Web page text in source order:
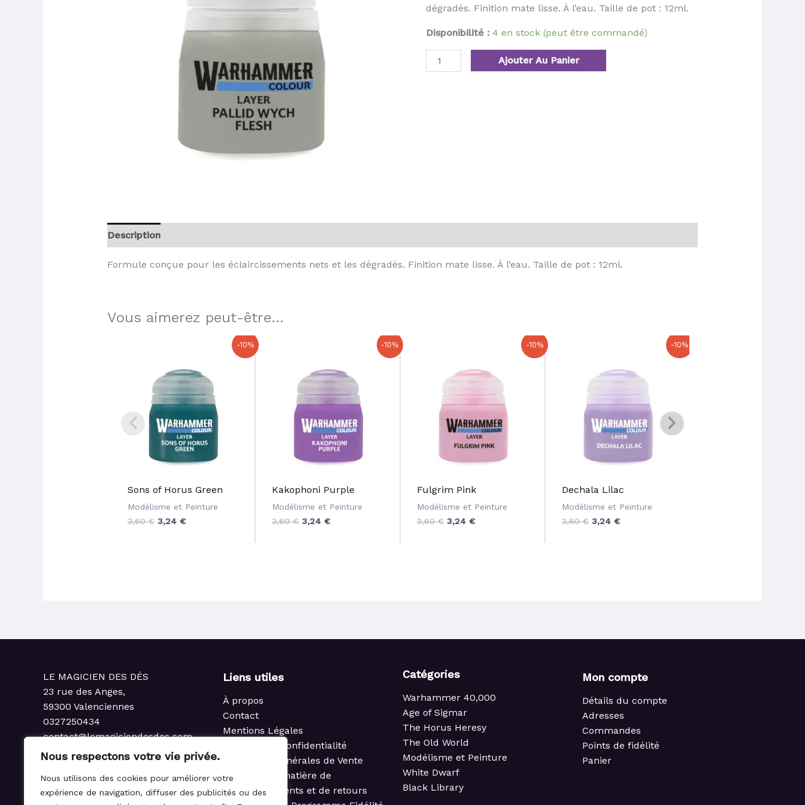
Nous respectons votre vie privée.
Nous utilisons des cookies pour améliorer votre
expérience de navigation, diffuser des publicités ou des
dégradés. Finition mate lisse. À l’eau. Taille de pot : 12ml.
Disponibilité : 4 en stock (peut être commandé)
Ajouter Au Panier
Description
Formule conçue pour les éclaircissements nets et les dégradés. Finition mate lisse. À l’eau. Taille de pot : 12ml.
Vous aimerez peut-être...
-10%
Sons of Horus Green
Modélisme et Peinture
3,60€
était :
3,60 €.
3,24 €
est :
3,24 €.
-10%
Kakophoni Purple
Modélisme et Peinture
3,60€
était :
3,60 €.
3,24 €
est :
3,24 €.
-10%
Fulgrim Pink
Modélisme et Peinture
3,60€
était :
3,24 €
est :
3,24 €.
-10%
Dechala Lilac
Modélisme et Peinture
3,60€
était :
3,24 €
est :
3,24 €.
LE MAGICIEN DES DÉS
23 rue des Anges,
59300 Valenciennes
0327250434
contact@lemagiciendesdes.com
du Mardi au Samedi
Liens utiles
À propos
Contact
Mentions Légales
Politique de confidentialité
Conditions Générales de Vente
Politique en matière de
remboursements et de retours
Catégories
Warhammer 40,000
Age of Sigmar
The Horus Heresy
The Old World
Modélisme et Peinture
White Dwarf
Black Library
Mon compte
Détails du compte
Adresses
Commandes
Points de fidélité
Panier